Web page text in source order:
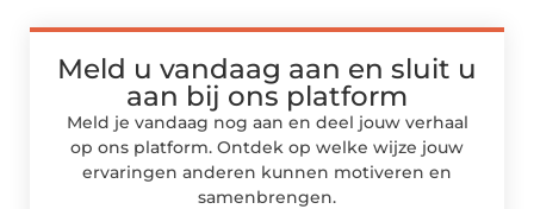
Meld u vandaag aan en sluit u
aan bij ons platform
Meld je vandaag nog aan en deel jouw verhaal
op ons platform. Ontdek op welke wijze jouw
ervaringen anderen kunnen motiveren en
samenbrengen.